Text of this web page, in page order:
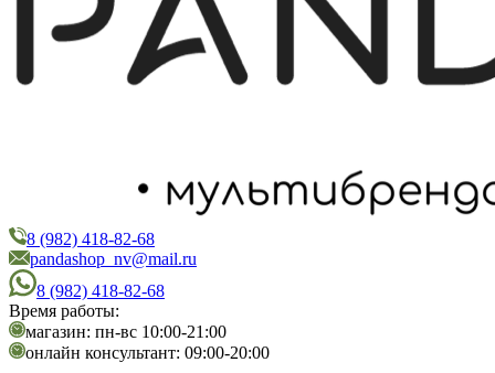
PandaShop
Интернет-магазин косметики
8 (982) 418-82-68
pandashop_nv@mail.ru
8 (982) 418-82-68
Время работы:
магазин: пн-вс 10:00-21:00
онлайн консультант: 09:00-20:00